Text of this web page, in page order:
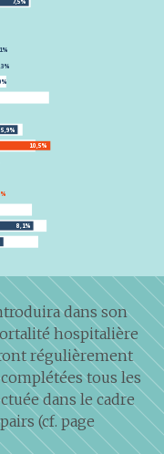
7,5%
5,9%
10,5%
8,1%
dans son
hospitalière
régulièrement
tous les
dans le cadre
(cf. page